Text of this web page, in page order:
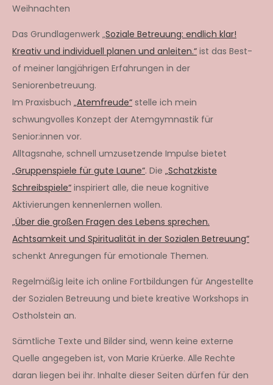
Weihnachten
Das Grundlagenwerk „Soziale Betreuung: endlich klar!
Kreativ und individuell planen und anleiten.“ ist das Best-
of meiner langjährigen Erfahrungen in der
Seniorenbetreuung.
Im Praxisbuch „Atemfreude“ stelle ich mein
schwungvolles Konzept der Atemgymnastik für
Senior:innen vor.
Alltagsnahe, schnell umzusetzende Impulse bietet
„Gruppenspiele für gute Laune“. Die „Schatzkiste
Schreibspiele“ inspiriert alle, die neue kognitive
Aktivierungen kennenlernen wollen.
„Über die großen Fragen des Lebens sprechen.
Achtsamkeit und Spiritualität in der Sozialen Betreuung“
schenkt Anregungen für emotionale Themen.
Regelmäßig leite ich online Fortbildungen für Angestellte
der Sozialen Betreuung und biete kreative Workshops in
Ostholstein an.
Sämtliche Texte und Bilder sind, wenn keine externe
Quelle angegeben ist, von Marie Krüerke. Alle Rechte
daran liegen bei ihr. Inhalte dieser Seiten dürfen für den